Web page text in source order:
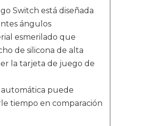
Switch está diseñada
ángulos
esmerilado que
de silicona de alta
la tarjeta de juego de
automática puede
tiempo en comparación